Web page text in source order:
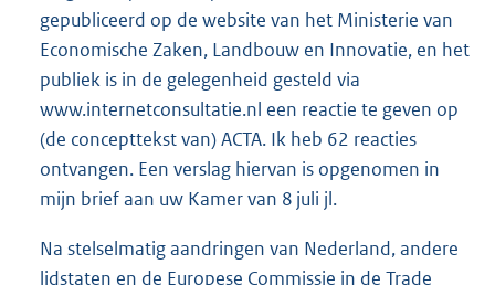
gepubliceerd op de website van het Ministerie van
Economische Zaken, Landbouw en Innovatie, en het
publiek is in de gelegenheid gesteld via
www.internetconsultatie.nl een reactie te geven op
(de concepttekst van) ACTA. Ik heb 62 reacties
ontvangen. Een verslag hiervan is opgenomen in
mijn brief aan uw Kamer van 8 juli jl.
Na stelselmatig aandringen van Nederland, andere
lidstaten en de Europese Commissie in de Trade